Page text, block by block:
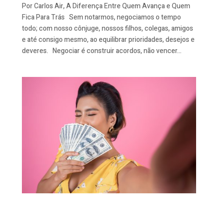
Por Carlos Air, A Diferença Entre Quem Avança e Quem
Fica Para Trás Sem notarmos, negociamos o tempo
todo; com nosso cônjuge, nossos filhos, colegas, amigos
e até consigo mesmo, ao equilibrar prioridades, desejos e
deveres. Negociar é construir acordos, não vencer...